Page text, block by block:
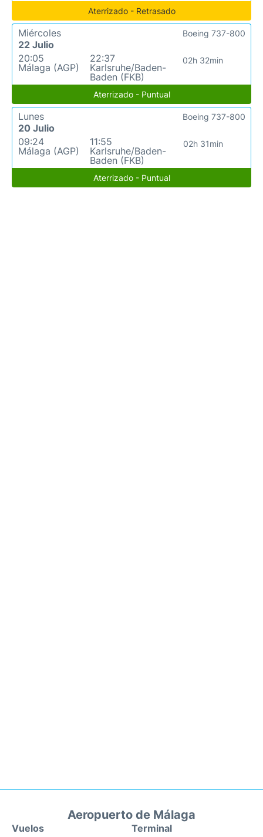
Aterrizado - Retrasado
Miércoles
22 Julio
20:05
Málaga (AGP)
22:37
Karlsruhe/Baden-
Baden (FKB)
02h 32min
Boeing 737-800
Aterrizado - Puntual
Lunes
20 Julio
09:24
Málaga (AGP)
11:55
Karlsruhe/Baden-
Baden (FKB)
02h 31min
Boeing 737-800
Aterrizado - Puntual
Aeropuerto de Málaga
Vuelos Terminal